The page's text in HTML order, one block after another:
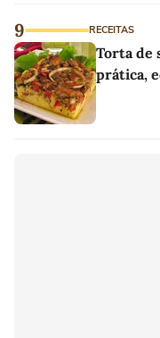
9 RECEITAS
Torta de
prática,